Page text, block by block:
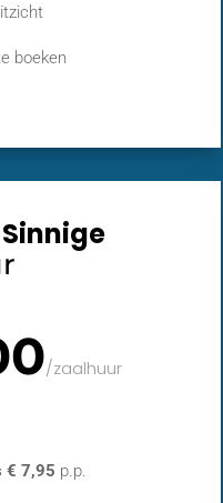
boeken
/zaalhuur
€ 7,95 p.p.